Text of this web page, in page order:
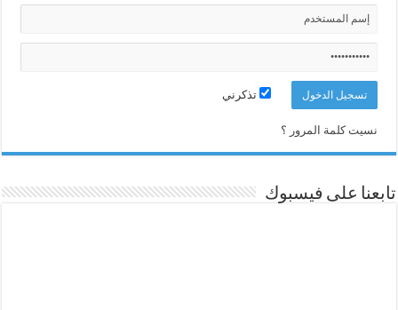
تذكرني
نسيت كلمة المرور ؟
تابعنا على فيسبوك